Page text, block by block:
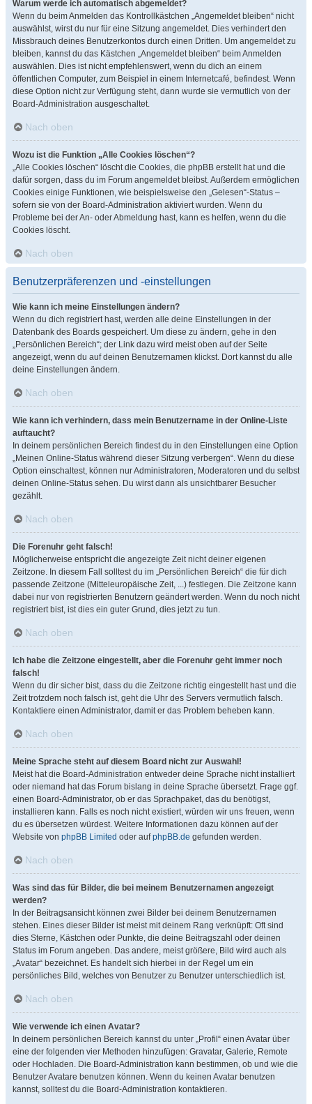
Warum werde ich automatisch abgemeldet?
Wenn du beim Anmelden das Kontrollkästchen „Angemeldet bleiben“ nicht
auswählst, wirst du nur für eine Sitzung angemeldet. Dies verhindert den
Missbrauch deines Benutzerkontos durch einen Dritten. Um angemeldet zu
bleiben, kannst du das Kästchen „Angemeldet bleiben“ beim Anmelden
auswählen. Dies ist nicht empfehlenswert, wenn du dich an einem
öffentlichen Computer, zum Beispiel in einem Internetcafé, befindest. Wenn
diese Option nicht zur Verfügung steht, dann wurde sie vermutlich von der
Board-Administration ausgeschaltet.
Nach oben
Wozu ist die Funktion „Alle Cookies löschen“?
„Alle Cookies löschen“ löscht die Cookies, die phpBB erstellt hat und die
dafür sorgen, dass du im Forum angemeldet bleibst. Außerdem ermöglichen
Cookies einige Funktionen, wie beispielsweise den „Gelesen“-Status –
sofern sie von der Board-Administration aktiviert wurden. Wenn du
Probleme bei der An- oder Abmeldung hast, kann es helfen, wenn du die
Cookies löscht.
Nach oben
Benutzerpräferenzen und -einstellungen
Wie kann ich meine Einstellungen ändern?
Wenn du dich registriert hast, werden alle deine Einstellungen in der
Datenbank des Boards gespeichert. Um diese zu ändern, gehe in den
„Persönlichen Bereich“; der Link dazu wird meist oben auf der Seite
angezeigt, wenn du auf deinen Benutzernamen klickst. Dort kannst du alle
deine Einstellungen ändern.
Nach oben
Wie kann ich verhindern, dass mein Benutzername in der Online-Liste
auftaucht?
In deinem persönlichen Bereich findest du in den Einstellungen eine Option
„Meinen Online-Status während dieser Sitzung verbergen“. Wenn du diese
Option einschaltest, können nur Administratoren, Moderatoren und du selbst
deinen Online-Status sehen. Du wirst dann als unsichtbarer Besucher
gezählt.
Nach oben
Die Forenuhr geht falsch!
Möglicherweise entspricht die angezeigte Zeit nicht deiner eigenen
Zeitzone. In diesem Fall solltest du im „Persönlichen Bereich“ die für dich
passende Zeitzone (Mitteleuropäische Zeit, ...) festlegen. Die Zeitzone kann
dabei nur von registrierten Benutzern geändert werden. Wenn du noch nicht
registriert bist, ist dies ein guter Grund, dies jetzt zu tun.
Nach oben
Ich habe die Zeitzone eingestellt, aber die Forenuhr geht immer noch
falsch!
Wenn du dir sicher bist, dass du die Zeitzone richtig eingestellt hast und die
Zeit trotzdem noch falsch ist, geht die Uhr des Servers vermutlich falsch.
Kontaktiere einen Administrator, damit er das Problem beheben kann.
Nach oben
Meine Sprache steht auf diesem Board nicht zur Auswahl!
Meist hat die Board-Administration entweder deine Sprache nicht installiert
oder niemand hat das Forum bislang in deine Sprache übersetzt. Frage ggf.
einen Board-Administrator, ob er das Sprachpaket, das du benötigst,
installieren kann. Falls es noch nicht existiert, würden wir uns freuen, wenn
du es übersetzen würdest. Weitere Informationen dazu können auf der
Website von phpBB Limited oder aufphpBB.de gefunden werden.
Nach oben
Was sind das für Bilder, die bei meinem Benutzernamen angezeigt
werden?
In der Beitragsansicht können zwei Bilder bei deinem Benutzernamen
stehen. Eines dieser Bilder ist meist mit deinem Rang verknüpft: Oft sind
dies Sterne, Kästchen oder Punkte, die deine Beitragszahl oder deinen
Status im Forum angeben. Das andere, meist größere, Bild wird auch als
„Avatar“ bezeichnet. Es handelt sich hierbei in der Regel um ein
persönliches Bild, welches von Benutzer zu Benutzer unterschiedlich ist.
Nach oben
Wie verwende ich einen Avatar?
In deinem persönlichen Bereich kannst du unter „Profil“ einen Avatar über
eine der folgenden vier Methoden hinzufügen: Gravatar, Galerie, Remote
oder Hochladen. Die Board-Administration kann bestimmen, ob und wie die
Benutzer Avatare benutzen können. Wenn du keinen Avatar benutzen
kannst, solltest du die Board-Administration kontaktieren.